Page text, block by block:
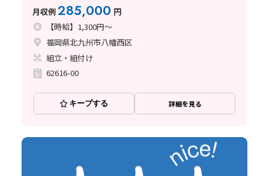
月収例285,000 円
【時給】1,300円～
福岡県北九州市八幡西区
組立・組付け
62616-00
キープする 詳細を見る